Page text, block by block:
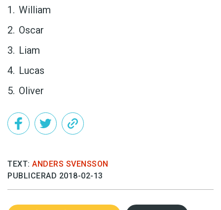
William
Oscar
Liam
Lucas
Oliver
TEXT: ANDERS SVENSSON
PUBLICERAD 2018-02-13